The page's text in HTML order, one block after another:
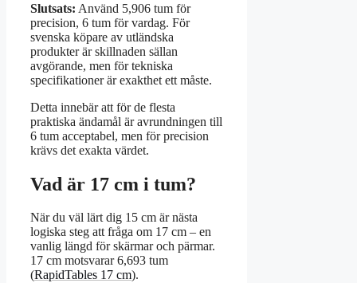
Slutsats: Använd 5,906 tum för
precision, 6 tum för vardag. För
svenska köpare av utländska
produkter är skillnaden sällan
avgörande, men för tekniska
specifikationer är exakthet ett måste.
Detta innebär att för de flesta
praktiska ändamål är avrundningen till
6 tum acceptabel, men för precision
krävs det exakta värdet.
Vad är 17 cm i tum?
När du väl lärt dig 15 cm är nästa
logiska steg att fråga om 17 cm – en
vanlig längd för skärmar och pärmar.
17 cm motsvarar 6,693 tum
(RapidTables 17 cm).